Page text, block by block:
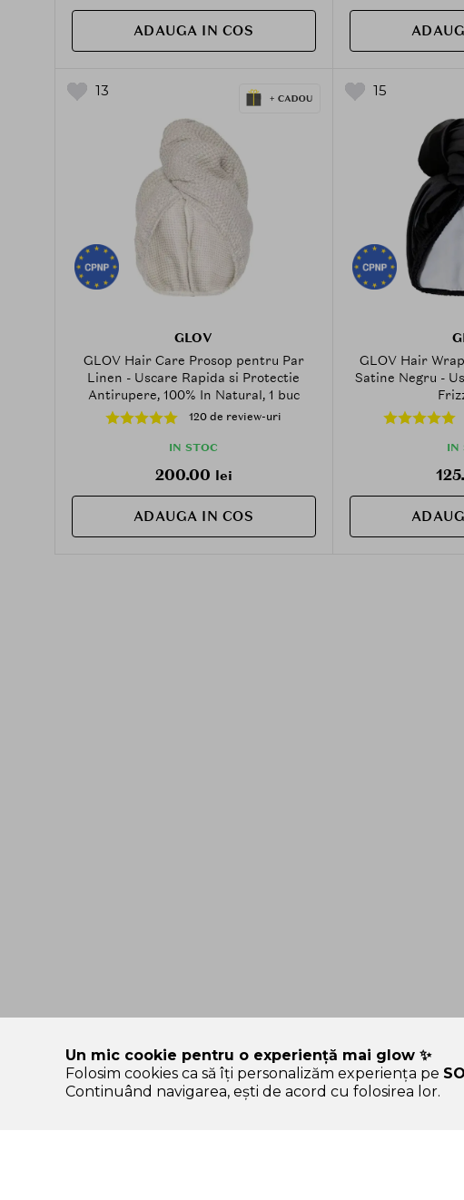
ADAUGA IN COS
13
GLOV
GLOV Hair Care Prosop pentru Par
Linen - Uscare Rapida si Protectie
Antirupere, 100% In Natural, 1 buc
120 de review-uri
IN STOC
200.00 lei
ADAUGA IN COS
15
GLOV Hair
Satine Negru -
IN
SOLE – platformă de beauty construită pe încredere, nu pe hype.
Un mic cookie pentru o experiență mai glow ✨
Folosim cookies ca să îți personalizăm experiența pe
Continuând navigarea, ești de acord cu folosirea lor.